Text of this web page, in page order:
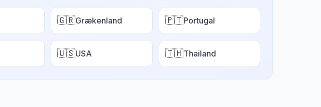
🇬🇷Grækenland 🇵🇹Portugal
🇺🇸USA 🇹🇭Thailand